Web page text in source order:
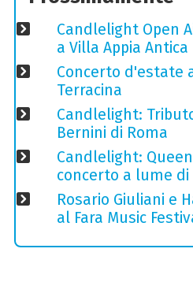
Candlelight Open
a Villa Appia Antica
Concerto d'estate
Terracina
Candlelight:
Bernini di Roma
Candlelight:
concerto a lume di
Rosario Giuliani e
al Fara Music